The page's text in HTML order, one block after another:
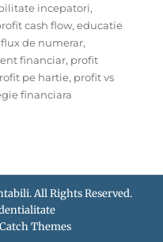
incepatori,
cash flow,educatie
flux de numerar,
financiar, profit
pe hartie, profit vs
financiara
. All Rights Reserved.
Catch Themes